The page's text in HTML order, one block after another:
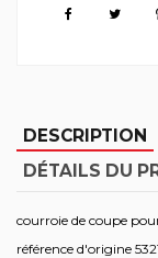
DESCRIPTION
DÉTAILS DU
courroie de coupe
référence d'origine